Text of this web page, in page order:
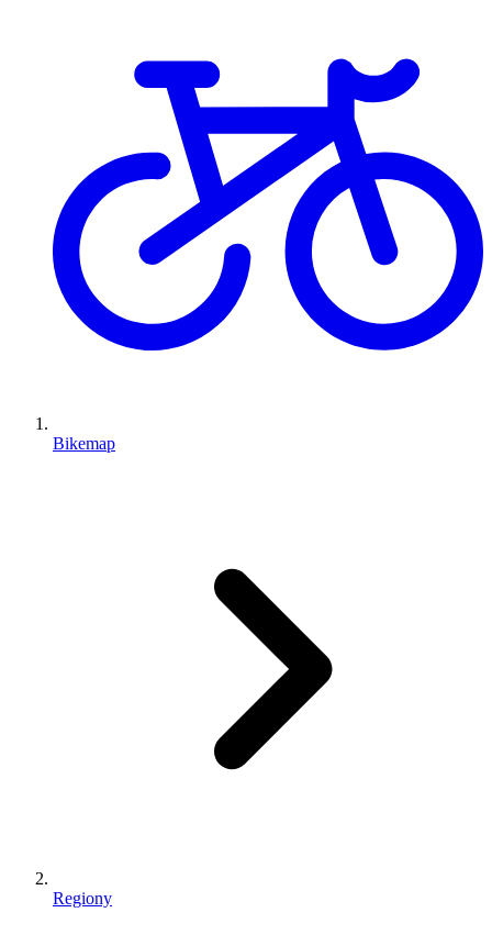
Bikemap
Regiony